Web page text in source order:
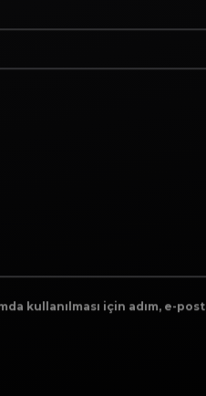
kullanılması için adım, e-